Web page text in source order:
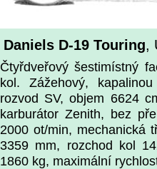
Daniels D-19 Touring,
Čtyřdveřový šestimístný
kol. Zážehový,
rozvod SV, objem 6624
karburátor Zenith, bez
2000 ot/min, mechanická
3359 mm, rozchod kol
1860 kg, maximální